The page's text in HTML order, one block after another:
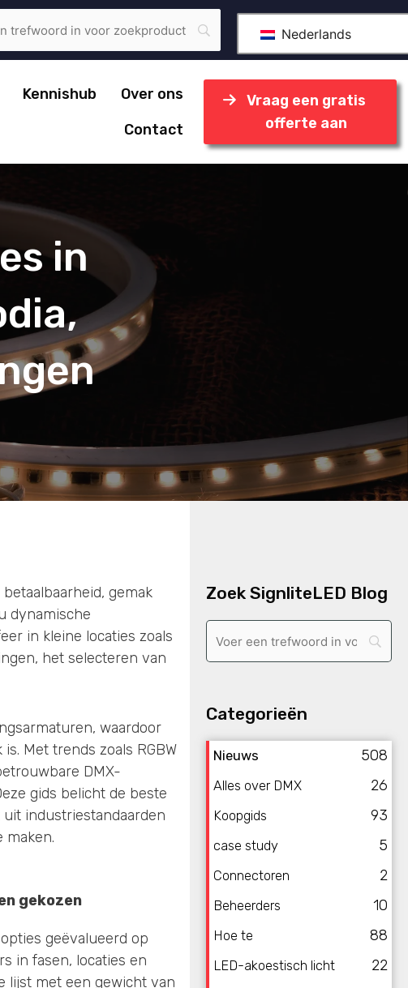
Nederlands
Kennishub
Over ons
Contact
Vraag een gratis
offerte aan
in
gemak
dynamische
in kleine locaties zoals
het selecteren van
waardoor
Met trends zoals RGBW
DMX-
gids belicht de beste
industriestandaarden
gekozen
geëvalueerd op
in fasen, locaties en
lijst met een gewicht van
Zoek SignliteLED Blog
Categorieën
Nieuws 508
Alles over DMX 26
Koopgids 93
case study 5
Connectoren 2
Beheerders 10
Hoe te 88
LED-akoestisch licht 22